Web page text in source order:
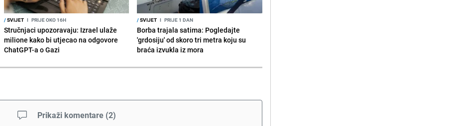
/SVIJET I PRIJE OKO 16H
Stručnjaci upozoravaju: Izrael ulaže
milione kako bi utjecao na odgovore
ChatGPT-a o Gazi
/SVIJET I PRIJE 1 DAN
Borba trajala satima: Pogledajte
'grdosiju' od skoro tri metra koju su
braća izvukla iz mora
Prikaži komentare (2)